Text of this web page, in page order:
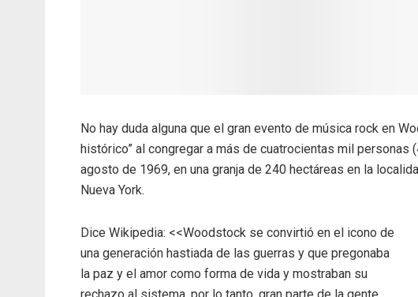
No hay duda alguna que el gran evento de música rock en
histórico” al congregar a más de cuatrocientas mil
agosto de 1969, en una granja de 240 hectáreas en la
Nueva York.
Dice Wikipedia: <<Woodstock se convirtió en el icono de
una generación hastiada de las guerras y que pregonaba
la paz y el amor como forma de vida y mostraban su